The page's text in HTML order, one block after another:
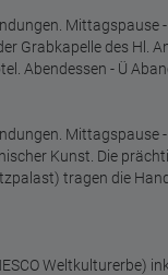
Mittagspause
Grabkapelle des Hl.
Abendessen - Ü
Mittagspause
Kunst. Die
tragen die
Weltkulturerbe)